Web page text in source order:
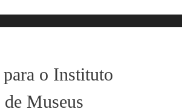
o Instituto
Museus